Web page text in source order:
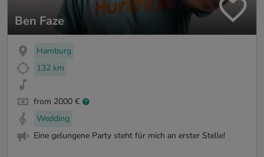
Ben Faze
Hamburg
132 km
from 2000 €
Wedding
Eine gelungene Party steht für mich an erster Stelle!